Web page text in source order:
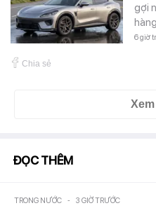
gợi
hàng.
6 giờ
Chia sẻ
ĐỌC THÊM
TRONG NƯỚC - 3 GIỜ TRƯỚC